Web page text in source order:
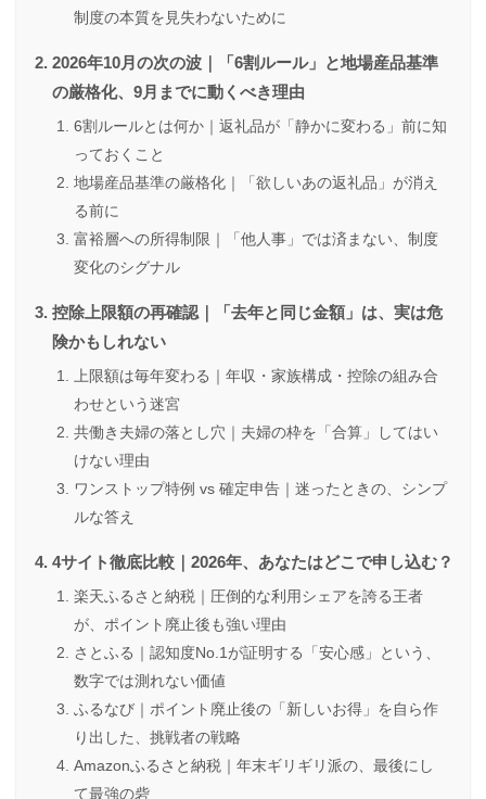
制度の本質を見失わないために
2026年10月の次の波｜「6割ルール」と地場産品基準
の厳格化、9月までに動くべき理由
6割ルールとは何か｜返礼品が「静かに変わる」前に知
っておくこと
地場産品基準の厳格化｜「欲しいあの返礼品」が消え
る前に
富裕層への所得制限｜「他人事」では済まない、制度
変化のシグナル
控除上限額の再確認｜「去年と同じ金額」は、実は危
険かもしれない
上限額は毎年変わる｜年収・家族構成・控除の組み合
わせという迷宮
共働き夫婦の落とし穴｜夫婦の枠を「合算」してはい
けない理由
ワンストップ特例 vs 確定申告｜迷ったときの、シンプ
ルな答え
4サイト徹底比較｜2026年、あなたはどこで申し込む？
楽天ふるさと納税｜圧倒的な利用シェアを誇る王者
が、ポイント廃止後も強い理由
さとふる｜認知度No.1が証明する「安心感」という、
数字では測れない価値
ふるなび｜ポイント廃止後の「新しいお得」を自ら作
り出した、挑戦者の戦略
Amazonふるさと納税｜年末ギリギリ派の、最後にし
て最強の砦